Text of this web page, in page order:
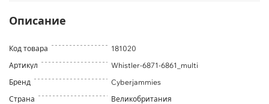
Описание
Код товара
181020
Артикул
Whistler-6871-6861_multi
Бренд
Cyberjammies
Страна
Великобритания